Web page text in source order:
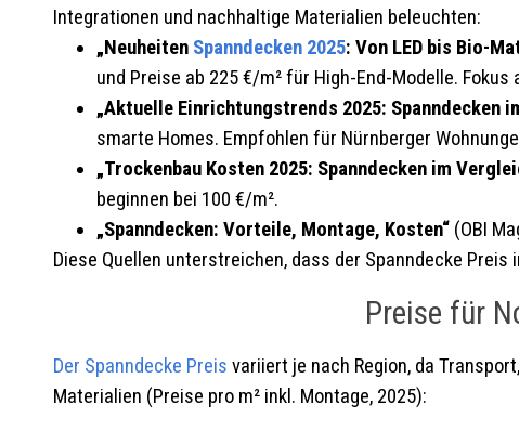
Integrationen und nachhaltige Materialien beleuchten:
„Neuheiten Spanndecken 2025: Von LED bis Bio-
und Preise ab 225 €/m² für High-End-Modelle.
„Aktuelle Einrichtungstrends 2025: Spanndecken
smarte Homes. Empfohlen für Nürnberger
„Trockenbau Kosten 2025: Spanndecken im
beginnen bei 100 €/m².
„Spanndecken: Vorteile, Montage, Kosten“(OBI
Diese Quellen unterstreichen, dass der Spanndecke
Preise für
Der Spanndecke Preis variiert je nach Region, da
Materialien (Preise pro m² inkl. Montage, 2025):